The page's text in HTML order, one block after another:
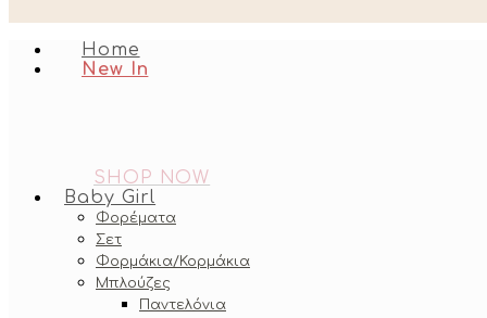
Home
New In
SHOP NOW
Baby Girl
Φορέματα
Σετ
Φορμάκια/Κορμάκια
Μπλούζες
Παντελόνια